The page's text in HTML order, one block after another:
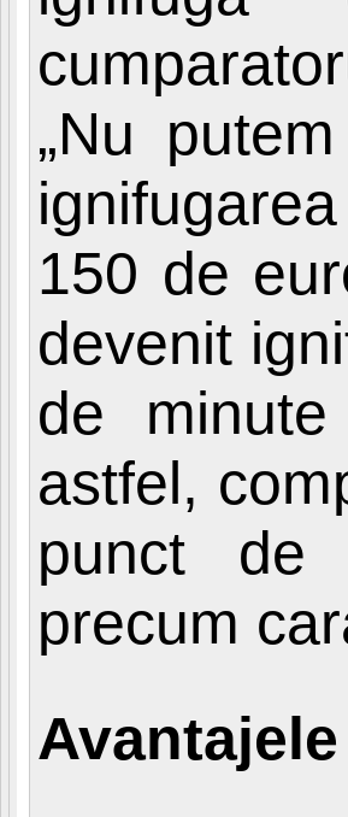
„Nu
150 de
devenit
de
astfel,
punct de
precum